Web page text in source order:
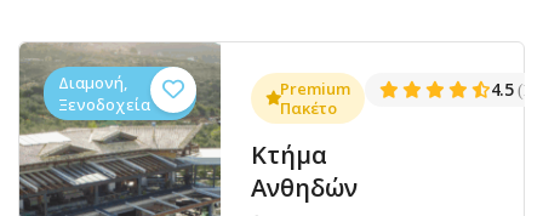
(1381)
Διαμονή,
Ξενοδοχεία
Premium
Πακέτο
Κτήμα
Ανθηδών
4.5